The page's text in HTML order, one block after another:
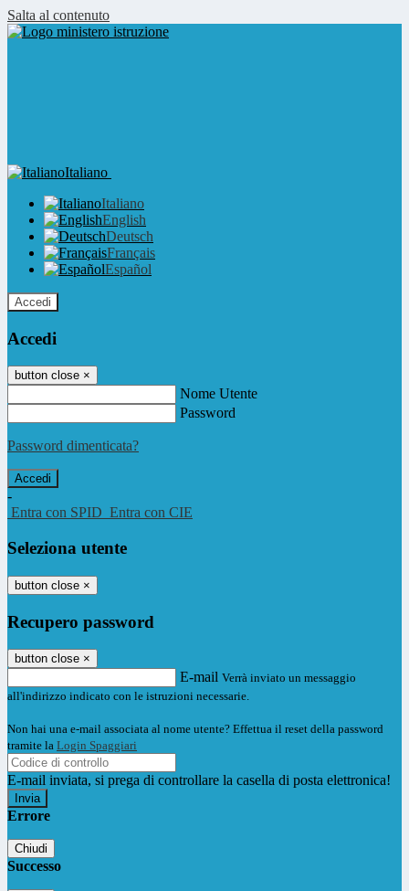
Salta al contenuto
Italiano
Italiano
English
Deutsch
Français
Español
Accedi
Accedi
button close ×
Nome Utente
Password
Password dimenticata?
-
Entra con SPID Entra con CIE
Seleziona utente
button close ×
Recupero password
button close ×
E-mail Verrà inviato un messaggio
all'indirizzo indicato con le istruzioni necessarie.
Non hai una e-mail associata al nome utente? Effettua il reset della password
tramite la Login Spaggiari
E-mail inviata, si prega di controllare la casella di posta elettronica!
Errore
Chiudi
Successo